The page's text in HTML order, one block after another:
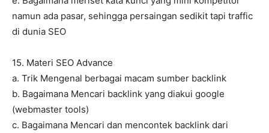
namun ada pasar, sehingga persaingan sedikit tapi traffic
di dunia SEO
15. Materi SEO Advance
a. Trik Mengenal berbagai macam sumber backlink
b. Bagaimana Mencari backlink yang diakui google
(webmaster tools)
c. Bagaimana Mencari dan mencontek backlink dari